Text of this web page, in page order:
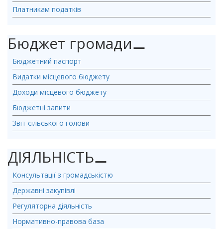
Платникам податків
Бюджет громади⚊
Бюджетний паспорт
Видатки місцевого бюджету
Доходи місцевого бюджету
Бюджетні запити
Звіт сільського голови
ДІЯЛЬНІСТЬ⚊
Консультації з громадськістю
Державні закупівлі
Регуляторна діяльність
Нормативно-правова база